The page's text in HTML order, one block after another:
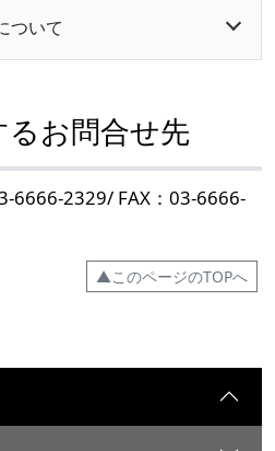
ついて
お問合せ先
6666-2329/ FAX：03-6666-
▲このページのTOPへ